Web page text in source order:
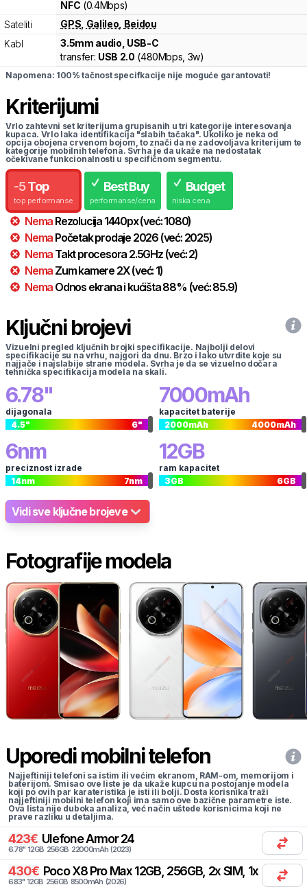
NFC (0.4Mbps)
Sateliti
GPS Galileo Beidou
Kabl
3.5mm audio, USB-C
transfer: USB 2.0 (480Mbps, 3w)
Napomena: 100% tačnost specifkacije nije moguće garantovati!
Kriterijumi
Vrlo zahtevni set kriterijuma grupisanih u tri kategorije interesovanja
kupaca. Vrlo laka identifikacija "slabih tačaka". Ukoliko je neka od
opcija obojena crvenom bojom, to znači da ne zadovoljava kriterijum te
kategorije mobilnih telefona. Svrha je da ukaže na nedostatak
očekivane funkcionalnosti u specifičnom segmentu.
-5 Top
top performanse
Best Buy
performanse/cena
Budget
niska cena
Nema Rezolucija 1440px(već:1080)
Nema Početak prodaje 2026 (već: 2025)
Nema Takt procesora 2.5GHz(već:2)
Nema Zum kamere 2X(već: 1)
Nema Odnos ekrana i kućišta88% (već:85.9)
Ključni brojevi
Vizuelni pregled ključnih brojki specifikacije. Najbolji delovi
specifikacije su na vrhu, najgori da dnu. Brzo i lako utvrdite koje su
najjače i najslabije strane modela. Svrha je da se vizuelno dočara
tehnička specifikacija modela na skali.
6.78"
dijagonala
4.5" 6"
7000mAh
kapacitet baterije
2000mAh 4000mAh
6nm
preciznost izrade
14nm 7nm
12GB
ram kapacitet
3GB 6GB
Vidi sve ključne brojeve
Fotografije modela
Uporedi mobilni telefon
Najjeftiniji telefoni sa istim ili većim ekranom, RAM-om, memorijom i
baterijom. Smisao ove liste je da ukaže kupcu na postojanje modela
koji po ovih par karateristika je isti ili bolji. Dosta korisnika traži
najjeftiniji mobilni telefon koji ima samo ove bazične parametre iste.
Ova lista nije duboka analiza, već način uštede korisnicima koji ne
prave razliku u detaljima.
423€ UlefoneArmor 24
6.78" 12GB 256GB 22000mAh (2023)
430€ Poco X8 Pro Max 12GB, 256GB, 2x SIM, 1x eSIM
6.83" 12GB 256GB 8500mAh (2026)